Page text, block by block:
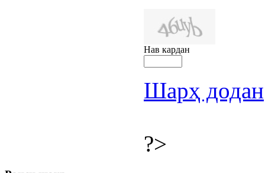
Нав кардан
Шарҳ додан
?>